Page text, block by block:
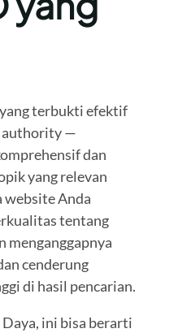
terbukti efektif
authority —
dan
yang relevan
website Anda
tentang
menganggapnya
cenderung
di hasil pencarian.
ini bisa berarti